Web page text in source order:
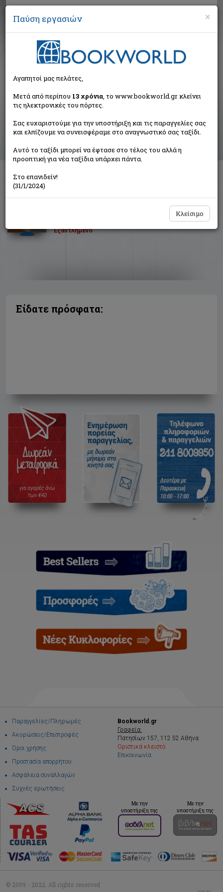
Αναζήτηση
Αποτελέσματα αναζήτησης
Συγγραφέας: Αποστόλου Ολυμπία (1 βιβλία)
Ταξινόμηση ανά:
27000 χρόνια ελληνική ιστορία
Εξαντλημένο
Είδατε πρόσφατα:
Παραγγελίες/Πληρωμές
Ακυρώσεις/Επιστροφές
Όροι χρήσης
Προστασία απορρήτου
Ασφάλεια συναλλαγών
Συχνές ερωτήσεις
Bookworld.gr
Γραφεία:
Πατησίων 157, 112 52 Αθήνα
Οριστικά κλειστό
Επικοινωνία
Με την
υποστήριξη της
Με την
υποστήριξη της
© 2009 - 2022. All rights reserved
×
Παύση εργασιών
Αγαπητοί μας πελάτες,
Μετά από περίπου 13 χρόνια, το www.bookworld.gr κλείνει
τις ηλεκτρονικές του πόρτες.
Σας ευχαριστούμε για την υποστήριξη και τις παραγγελίες σας
και ελπίζουμε να συνεισφέραμε στο αναγνωστικό σας ταξίδι.
Αυτό το ταξίδι μπορεί να έφτασε στο τέλος του αλλά η
προοπτική για νέα ταξίδια υπάρχει πάντα.
Στο επανιδείν!
(31/1/2024)
Κλείσιμο